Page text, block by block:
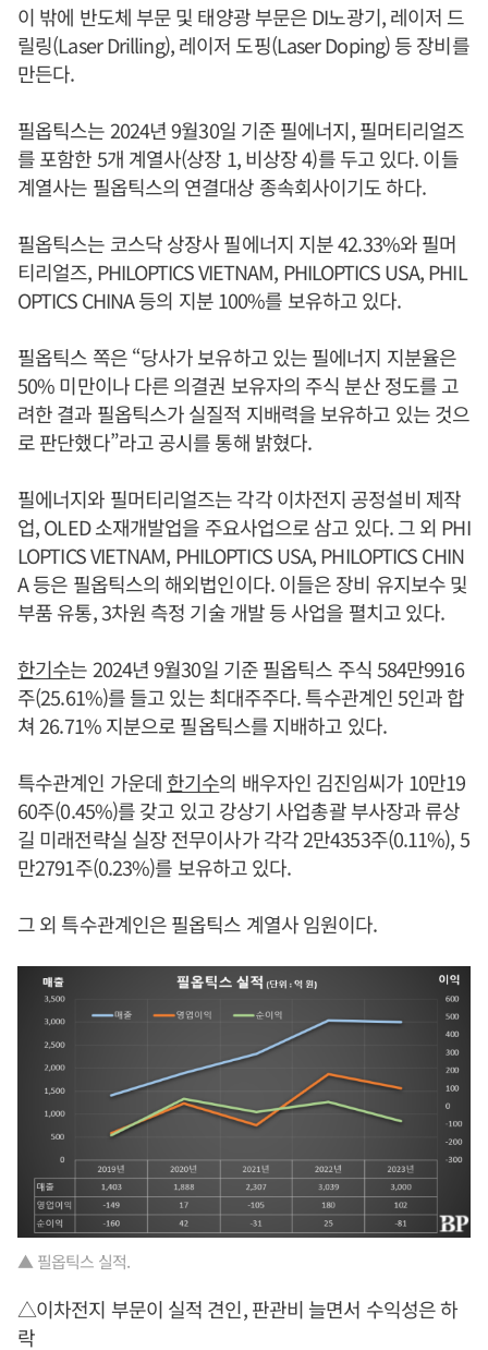
이 밖에 반도체 부문 및 태양광 부문은 DI노광기, 레이저 드
릴링(Laser Drilling), 레이저 도핑(Laser Doping) 등 장비를
만든다.
필옵틱스는 2024년 9월30일 기준 필에너지, 필머티리얼즈
를 포함한 5개 계열사(상장 1, 비상장 4)를 두고 있다. 이들
계열사는 필옵틱스의 연결대상 종속회사이기도 하다.
필옵틱스는 코스닥 상장사 필에너지 지분 42.33%와 필머
티리얼즈, PHILOPTICS VIETNAM, PHILOPTICS USA, PHIL
OPTICS CHINA 등의 지분 100%를 보유하고 있다.
필옵틱스 쪽은 “당사가 보유하고 있는 필에너지 지분율은
50% 미만이나 다른 의결권 보유자의 주식 분산 정도를 고
려한 결과 필옵틱스가 실질적 지배력을 보유하고 있는 것으
로 판단했다”라고 공시를 통해 밝혔다.
필에너지와 필머티리얼즈는 각각 이차전지 공정설비 제작
업, OLED 소재개발업을 주요사업으로 삼고 있다. 그 외 PHI
LOPTICS VIETNAM, PHILOPTICS USA, PHILOPTICS CHIN
A 등은 필옵틱스의 해외법인이다. 이들은 장비 유지보수 및
부품 유통, 3차원 측정 기술 개발 등 사업을 펼치고 있다.
한기수는 2024년 9월30일 기준 필옵틱스 주식 584만9916
주(25.61%)를 들고 있는 최대주주다. 특수관계인 5인과 합
쳐 26.71% 지분으로 필옵틱스를 지배하고 있다.
특수관계인 가운데 한기수의 배우자인 김진임씨가 10만19
60주(0.45%)를 갖고 있고 강상기 사업총괄 부사장과 류상
길 미래전략실 실장 전무이사가 각각 2만4353주(0.11%), 5
만2791주(0.23%)를 보유하고 있다.
그 외 특수관계인은 필옵틱스 계열사 임원이다.
▲ 필옵틱스 실적.
△이차전지 부문이 실적 견인, 판관비 늘면서 수익성은 하
락